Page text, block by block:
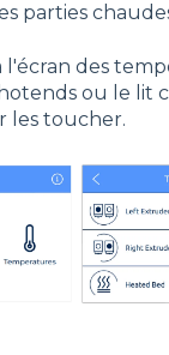
parties
l'écran des
ou le lit
les toucher.